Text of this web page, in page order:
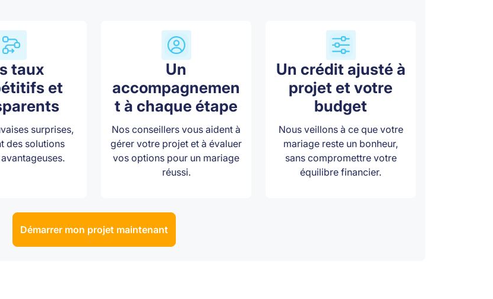
taux
et
surprises,
des solutions
Un
accompagnemen
t à chaque étape
Nos conseillers vous aident à
gérer votre projet et à évaluer
vos options pour un mariage
réussi.
Un crédit ajusté à
projet et votre
budget
Nous veillons à ce que votre
mariage reste un bonheur,
sans compromettre votre
équilibre financier.
Démarrer mon projet maintenant